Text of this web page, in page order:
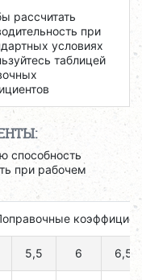
рассчитать
при
условиях
таблицей
способность
при рабочем
5,5 6 6,5